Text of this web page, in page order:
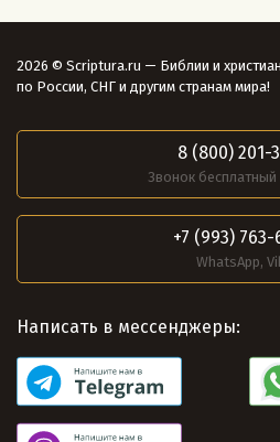
2026 © Scriptura.ru — Библии и
по России, СНГ и другим странам мира!
8 (800) 201-
Звонок
+7 (993)
WhatsApp,
Написать в мессенджеры: